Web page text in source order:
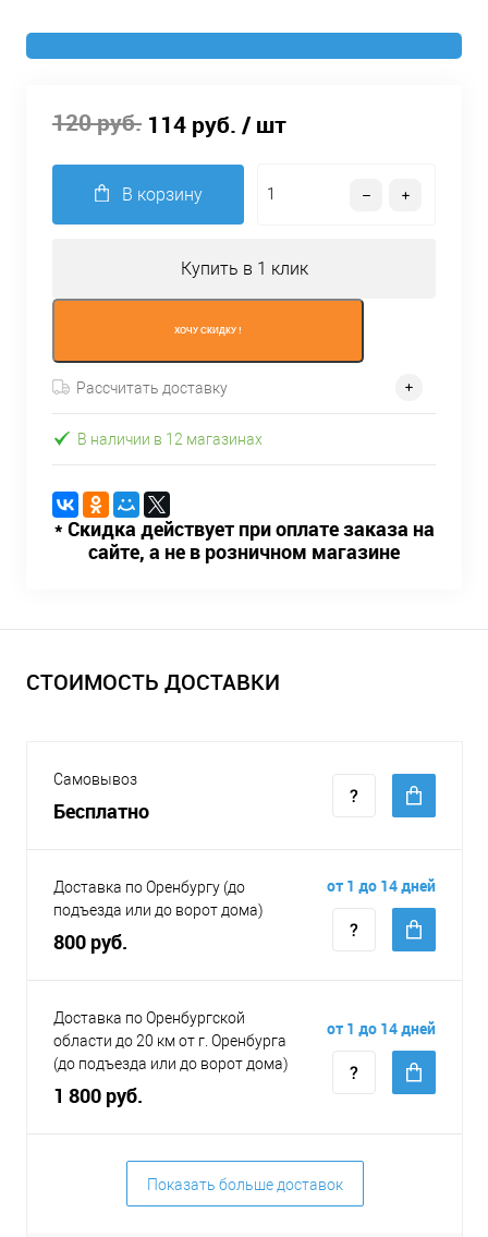
120 руб. 114 руб. / шт
В корзину
Купить в 1 клик
ХОЧУ СКИДКУ !
Рассчитать доставку
В наличии в 12 магазинах
* Скидка действует при оплате заказа на
сайте, а не в розничном магазине
СТОИМОСТЬ ДОСТАВКИ
Самовывоз
Бесплатно
Доставка по Оренбургу (до
подъезда или до ворот дома)
800 руб.
от 1 до 14 дней
Доставка по Оренбургской
области до 20 км от г. Оренбурга
(до подъезда или до ворот дома)
1 800 руб.
от 1 до 14 дней
Показать больше доставок